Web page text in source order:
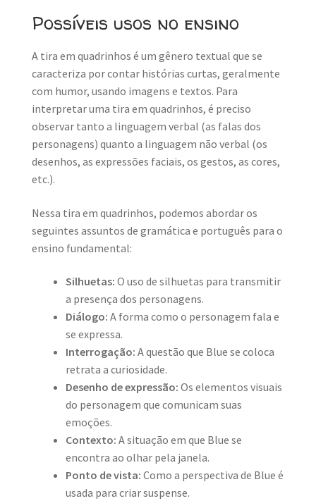
Possíveis usos no ensino
A tira em quadrinhos é um gênero textual que se
caracteriza por contar histórias curtas, geralmente
com humor, usando imagens e textos. Para
interpretar uma tira em quadrinhos, é preciso
observar tanto a linguagem verbal (as falas dos
personagens) quanto a linguagem não verbal (os
desenhos, as expressões faciais, os gestos, as cores,
etc.).
Nessa tira em quadrinhos, podemos abordar os
seguintes assuntos de gramática e português para o
ensino fundamental:
Silhuetas: O uso de silhuetas para transmitir
a presença dos personagens.
Diálogo: A forma como o personagem fala e
se expressa.
Interrogação: A questão que Blue se coloca
retrata a curiosidade.
Desenho de expressão: Os elementos visuais
do personagem que comunicam suas
emoções.
Contexto: A situação em que Blue se
encontra ao olhar pela janela.
Ponto de vista: Como a perspectiva de Blue é
usada para criar suspense.